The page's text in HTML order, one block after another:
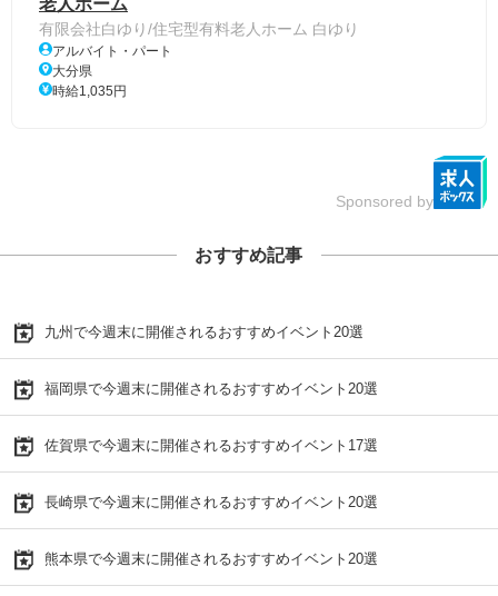
有限会社白ゆり/住宅型有料老人ホーム 白ゆり
アルバイト・パート
大分県
時給1,035円
Sponsored by
おすすめ記事
九州で今週末に開催されるおすすめイベント20選
福岡県で今週末に開催されるおすすめイベント20選
佐賀県で今週末に開催されるおすすめイベント17選
長崎県で今週末に開催されるおすすめイベント20選
熊本県で今週末に開催されるおすすめイベント20選